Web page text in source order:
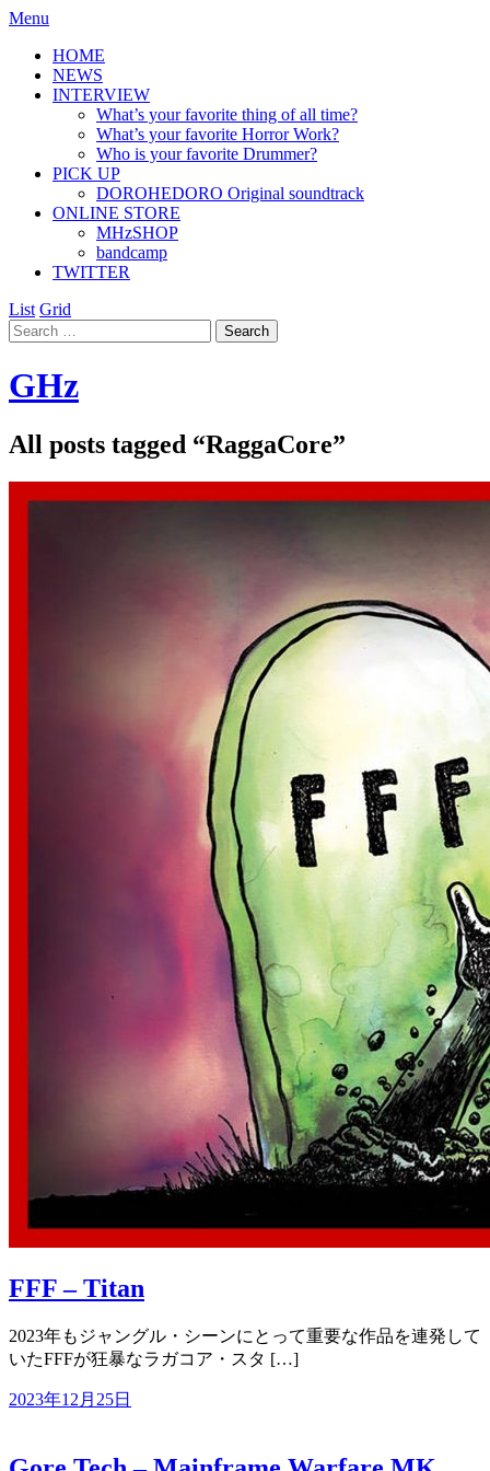
Menu
HOME
NEWS
INTERVIEW
What’s your favorite thing of all time?
What’s your favorite Horror Work?
Who is your favorite Drummer?
PICK UP
DOROHEDORO Original soundtrack
ONLINE STORE
MHzSHOP
bandcamp
TWITTER
List Grid
GHz
All posts tagged “RaggaCore”
FFF – Titan
2023年もジャングル・シーンにとって重要な作品を連発して
いたFFFが狂暴なラガコア・スタ […]
2023年12月25日